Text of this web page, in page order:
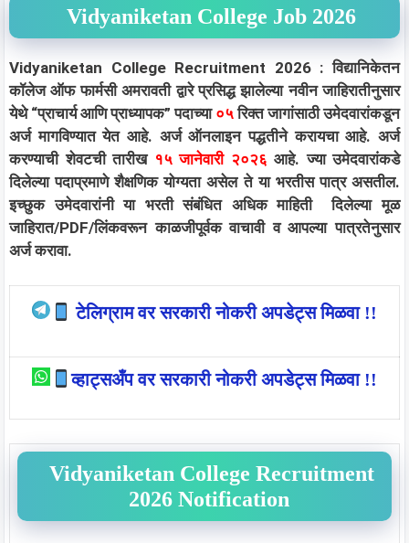
Vidyaniketan College Job 2026
Vidyaniketan College Recruitment 2026 : विद्यानिकेतन
कॉलेज ऑफ फार्मसी अमरावती द्वारे प्रसिद्ध झालेल्या नवीन जाहिरातीनुसार
येथे “प्राचार्य आणि प्राध्यापक”पदाच्या ०५रिक्त जागांसाठी उमेदवारांकडून
अर्ज मागविण्यात येत आहे. अर्जऑनलाइनपद्धतीने करायचा आहे. अर्ज
करण्याची शेवटची तारीख १५ जानेवारी २०२६ आहे. ज्या उमेदवारांकडे
दिलेल्या पदाप्रमाणे शैक्षणिक योग्यता असेल ते या भरतीस पात्र असतील.
इच्छुक उमेदवारांनी या भरती संबंधित अधिक माहिती दिलेल्या मूळ
जाहिरात/PDF/लिंकवरून काळजीपूर्वक वाचावी व आपल्या पात्रतेनुसार
अर्ज करावा.
टेलिग्राम वर सरकारी नोकरी अपडेट्स मिळवा !!
व्हाट्सअँप वर सरकारी नोकरी अपडेट्स मिळवा !!
Vidyaniketan College Recruitment
2026 Notification